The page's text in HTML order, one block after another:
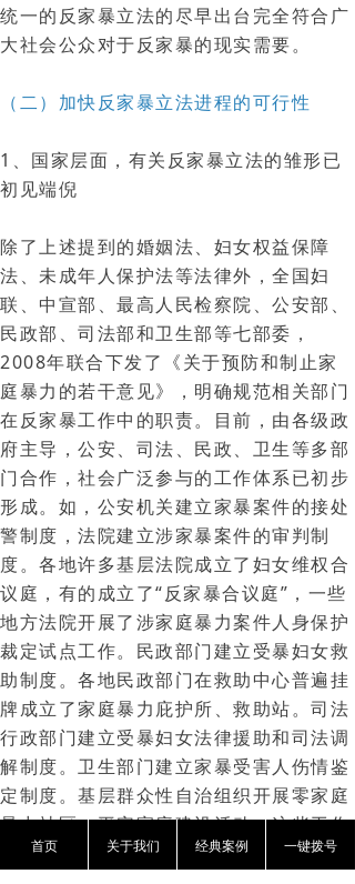
统一的反家暴立法的尽早出台完全符合广
大社会公众对于反家暴的现实需要。
（二）加快反家暴立法进程的可行性
1、国家层面，有关反家暴立法的雏形已
初见端倪
除了上述提到的婚姻法、妇女权益保障
法、未成年人保护法等法律外，全国妇
联、中宣部、最高人民检察院、公安部、
民政部、司法部和卫生部等七部委，
2008年联合下发了《关于预防和制止家
庭暴力的若干意见》，明确规范相关部门
在反家暴工作中的职责。目前，由各级政
府主导，公安、司法、民政、卫生等多部
门合作，社会广泛参与的工作体系已初步
形成。如，公安机关建立家暴案件的接处
警制度，法院建立涉家暴案件的审判制
度。各地许多基层法院成立了妇女维权合
议庭，有的成立了“反家暴合议庭”，一些
地方法院开展了涉家庭暴力案件人身保护
裁定试点工作。民政部门建立受暴妇女救
助制度。各地民政部门在救助中心普遍挂
牌成立了家庭暴力庇护所、救助站。司法
行政部门建立受暴妇女法律援助和司法调
解制度。卫生部门建立家暴受害人伤情鉴
定制度。基层群众性自治组织开展零家庭
暴力社区、平安家庭建设活动。这些工作
为在国家立法中合理规范部门职责奠定了
首页 关于我们 经典案例 一键拨号